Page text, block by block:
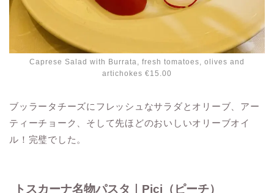
Caprese Salad with Burrata, fresh tomatoes, olives and
artichokes €15.00
ブッラータチーズにフレッシュなサラダとオリーブ、アー
ティーチョーク、そして先ほどのおいしいオリーブオイ
ル！完璧でした。
トスカーナ名物パスタ｜Pici（ピーチ）